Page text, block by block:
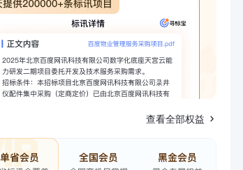
查看全部权益